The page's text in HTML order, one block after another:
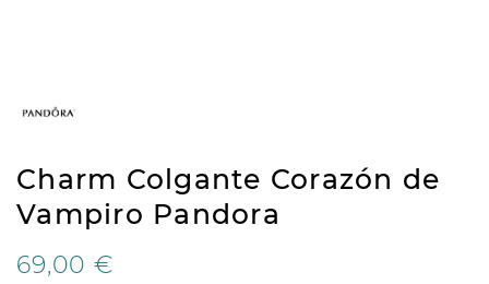
Charm Colgante Corazón de
Vampiro Pandora
69,00 €